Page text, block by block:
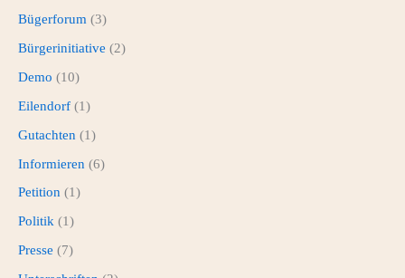
Bügerforum (3)
Bürgerinitiative (2)
Demo (10)
Eilendorf (1)
Gutachten (1)
Informieren (6)
Petition (1)
Politik (1)
Presse (7)